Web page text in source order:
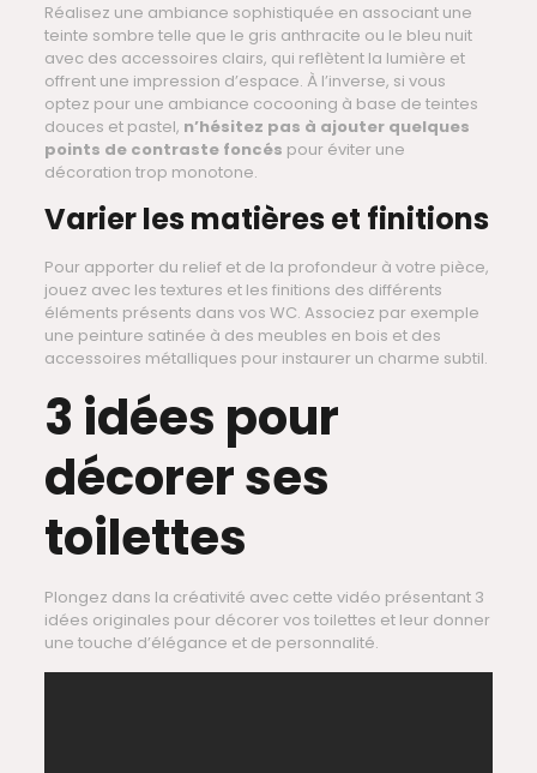
Réalisez une ambiance sophistiquée en associant une
teinte sombre telle que le gris anthracite ou le bleu nuit
avec des accessoires clairs, qui reflètent la lumière et
offrent une impression d’espace. À l’inverse, si vous
optez pour une ambiance cocooning à base de teintes
douces et pastel, n’hésitez pas à ajouter quelques
points de contraste foncés pour éviter une
décoration trop monotone.
Varier les matières et finitions
Pour apporter du relief et de la profondeur à votre pièce,
jouez avec les textures et les finitions des différents
éléments présents dans vos WC. Associez par exemple
une peinture satinée à des meubles en bois et des
accessoires métalliques pour instaurer un charme subtil.
3 idées pour
décorer ses
toilettes
Plongez dans la créativité avec cette vidéo présentant 3
idées originales pour décorer vos toilettes et leur donner
une touche d’élégance et de personnalité.